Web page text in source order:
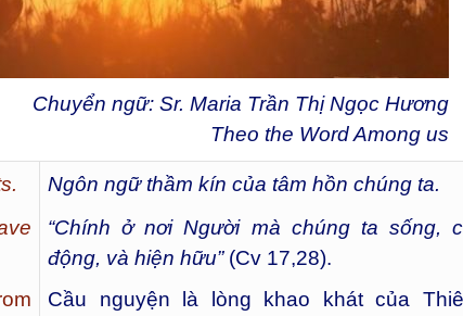
Chuyển ngữ: Sr. Maria Trần Thị Ngọc Hương
Theo the Word Among us
Ngôn ngữ thầm kín của tâm hồn chúng ta.
“Chính ở nơi Người mà chúng ta sống,
động, và hiện hữu”(Cv 17,28).
Cầu nguyện là lòng khao khát của